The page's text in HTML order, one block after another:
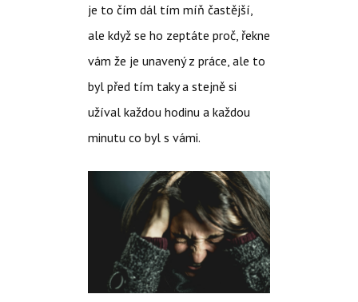
je to čím dál tím míň častější,
ale když se ho zeptáte proč, řekne
vám že je unavený z práce, ale to
byl před tím taky a stejně si
užíval každou hodinu a každou
minutu co byl s vámi.